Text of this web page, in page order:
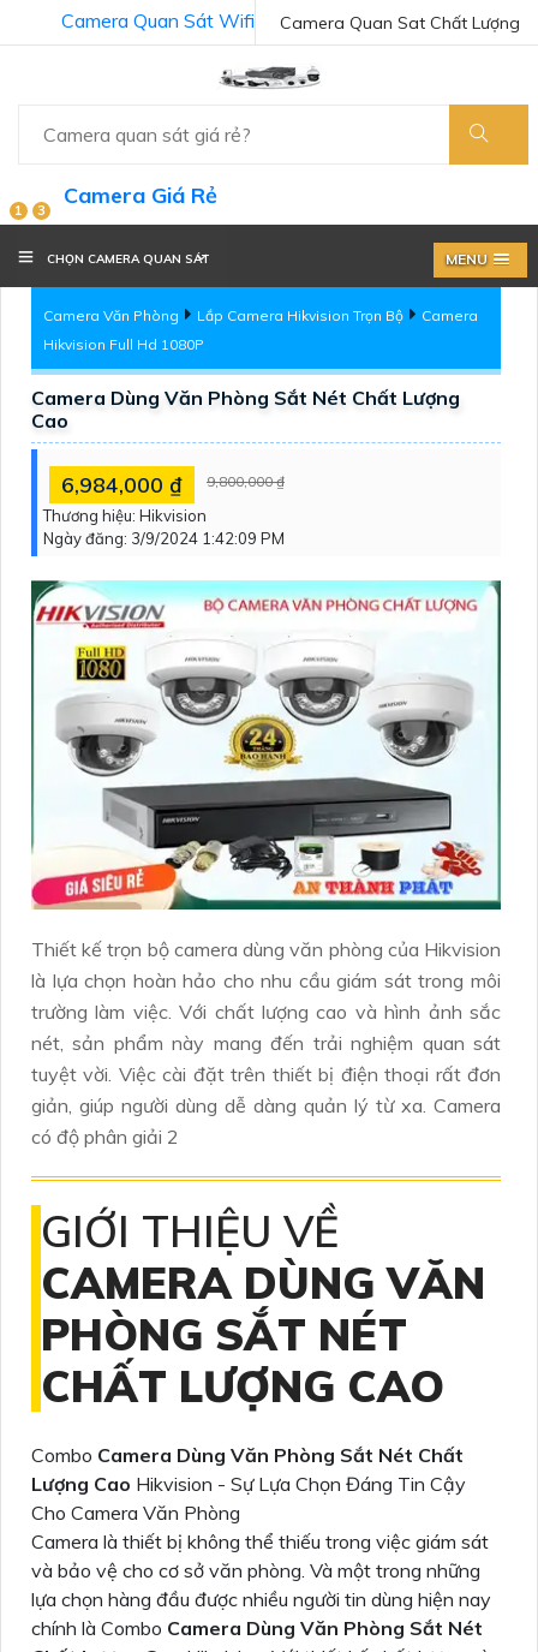
Camera Quan Sat Chất Lượng
Camera Quan Sát Wifi
1 3
Camera Giá Rẻ
CHỌN CAMERA QUAN SÁT MENU
Camera Văn Phòng Lắp Camera Hikvision Trọn Bộ
Camera
Hikvision Full Hd 1080P
Camera Dùng Văn Phòng Sắt Nét Chất Lượng
Cao
6,984,000 ₫ 9,800,000 ₫
Thương hiệu: Hikvision
Ngày đăng: 3/9/2024 1:42:09 PM
Thiết kế trọn bộ camera dùng văn phòng của Hikvision
là lựa chọn hoàn hảo cho nhu cầu giám sát trong môi
trường làm việc. Với chất lượng cao và hình ảnh sắc
nét, sản phẩm này mang đến trải nghiệm quan sát
tuyệt vời. Việc cài đặt trên thiết bị điện thoại rất đơn
giản, giúp người dùng dễ dàng quản lý từ xa. Camera
có độ phân giải 2
GIỚI THIỆU VỀ
CAMERA DÙNG VĂN
PHÒNG SẮT NÉT
CHẤT LƯỢNG CAO
Combo Camera Dùng Văn Phòng Sắt Nét Chất
Lượng Cao Hikvision - Sự Lựa Chọn Đáng Tin Cậy
Cho Camera Văn Phòng
Camera là thiết bị không thể thiếu trong việc giám sát
và bảo vệ cho cơ sở văn phòng. Và một trong những
lựa chọn hàng đầu được nhiều người tin dùng hiện nay
chính là Combo Camera Dùng Văn Phòng Sắt Nét